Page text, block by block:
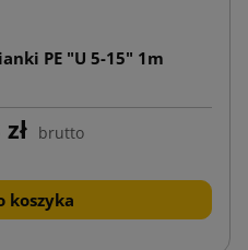
PE "U 5-15" 1m
brutto
koszyka